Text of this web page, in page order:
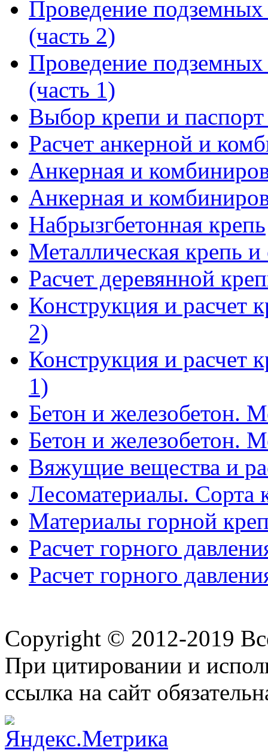
Проведение
(часть 2)
Проведение
(часть 1)
Выбор крепи и паспорт
Расчет анкерной и
Анкерная и
Анкерная и
Набрызгбетонная крепь
Металлическая крепь и
Расчет деревянной
Конструкция и расчет
2)
Конструкция и расчет
1)
Бетон и железобетон.
Бетон и железобетон.
Вяжущие вещества и
Лесоматериалы. Сорта
Материалы горной
Расчет горного
Расчет горного
Copyright © 2012-2019
При цитировании и
ссылка на сайт